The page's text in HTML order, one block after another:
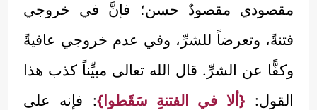
مقصودي مقصودٌ حسن؛ فإنَّ في خروجي
فتنةً، وتعرضاً للشرِّ، وفي عدم خروجي عافيةً
وكفًّا عن الشرِّ. قال الله تعالى مبيِّناً كذب هذا
القول: {ألا في الفتنةِ سَقَطوا}: فإنه على